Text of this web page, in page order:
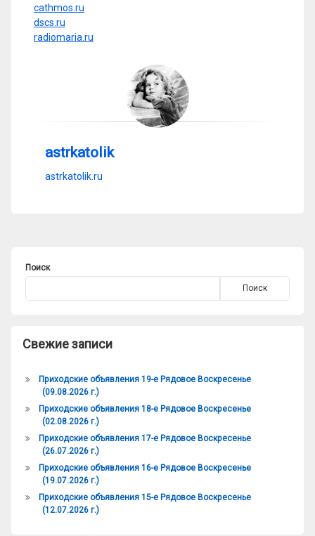
cathmos.ru
dscs.ru
radiomaria.ru
astrkatolik
astrkatolik.ru
Поиск
Поиск
Свежие записи
Приходские объявления 19-е Рядовое Воскресенье
(09.08.2026 г.)
Приходские объявления 18-е Рядовое Воскресенье
(02.08.2026 г.)
Приходские объявления 17-е Рядовое Воскресенье
(26.07.2026 г.)
Приходские объявления 16-е Рядовое Воскресенье
(19.07.2026 г.)
Приходские объявления 15-е Рядовое Воскресенье
(12.07.2026 г.)